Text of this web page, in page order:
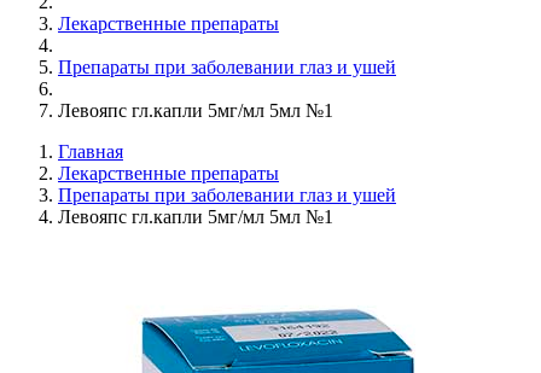
Лекарственные препараты
Препараты при заболевании глаз и ушей
Левояпс гл.капли 5мг/мл 5мл №1
Главная
Лекарственные препараты
Препараты при заболевании глаз и ушей
Левояпс гл.капли 5мг/мл 5мл №1